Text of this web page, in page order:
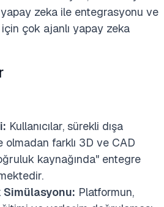
zeka ile entegrasyonu ve
çok ajanlı yapay zeka
Kullanıcılar, sürekli dışa
farklı 3D ve CAD
kaynağında" entegre
Platformun,